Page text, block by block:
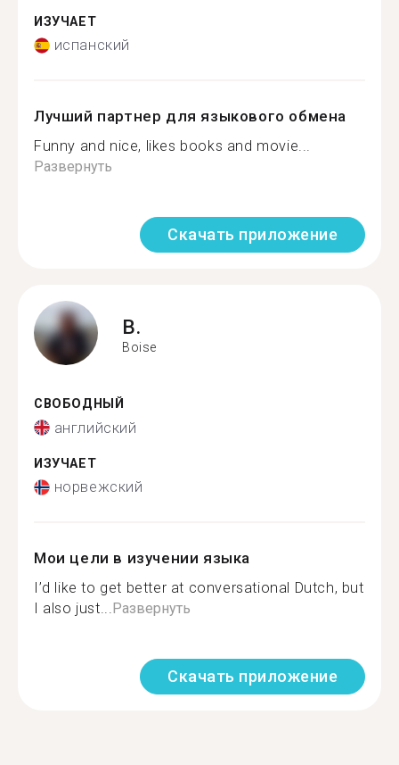
ИЗУЧАЕТ
испанский
Лучший партнер для языкового обмена
Funny and nice, likes books and movie...
Развернуть
Скачать приложение
B.
Boise
СВОБОДНЫЙ
английский
ИЗУЧАЕТ
норвежский
Мои цели в изучении языка
I’d like to get better at conversational Dutch, but
I also just...Развернуть
Скачать приложение